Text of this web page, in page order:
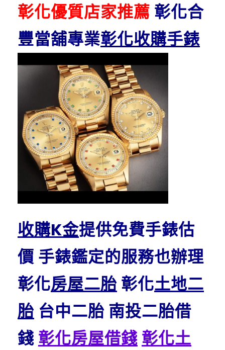
彰化優質店家推薦 彰化合
豐當舖專業彰化收購手錶
收購K金提供免費手錶估
價 手錶鑑定的服務也辦理
彰化房屋二胎 彰化土地二
胎 台中二胎 南投二胎借
錢 彰化房屋借錢 彰化土